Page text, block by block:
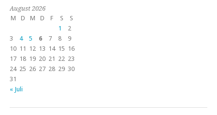
August 2026
M
D M D F S
S
1
2
3
4 5 6 7 8
9
10 11 12 13 14 15 16
17 18 19 20 21 22 23
24 25 26 27 28 29 30
31
« Juli